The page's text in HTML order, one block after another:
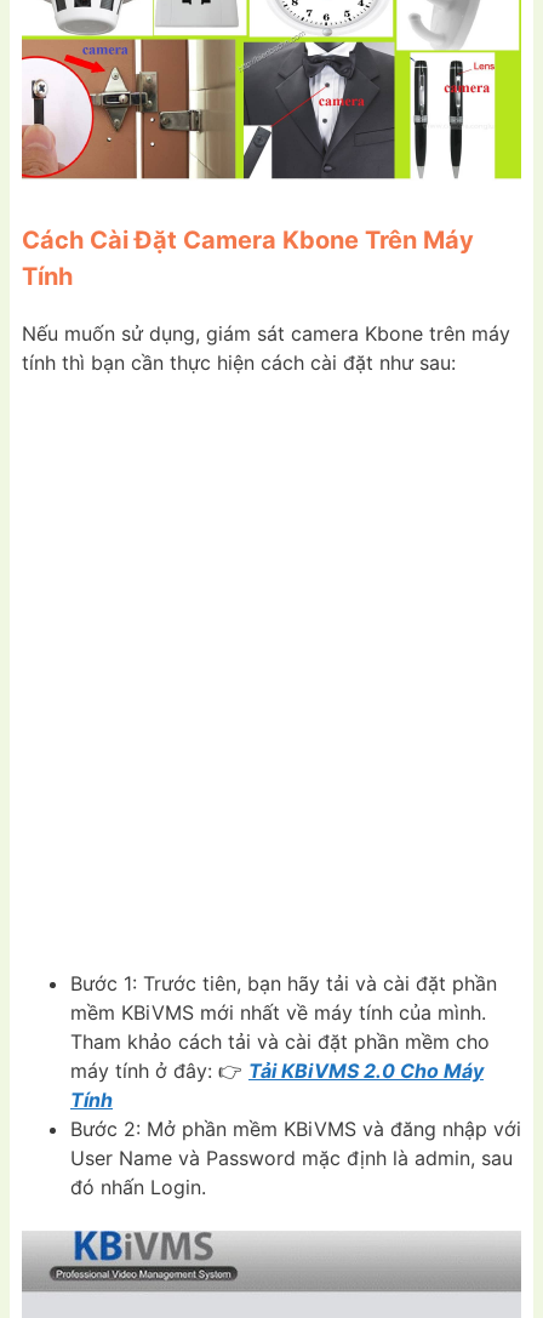
Cách Cài Đặt Camera Kbone Trên Máy
Tính
Nếu muốn sử dụng, giám sát camera Kbone trên máy
tính thì bạn cần thực hiện cách cài đặt như sau:
Bước 1: Trước tiên, bạn hãy tải và cài đặt phần
mềm KBiVMS mới nhất về máy tính của mình.
Tham khảo cách tải và cài đặt phần mềm cho
máy tính ở đây: 👉 Tải KBiVMS 2.0 Cho Máy
Tính
Bước 2: Mở phần mềm KBiVMS và đăng nhập với
User Name và Password mặc định là admin, sau
đó nhấn Login.